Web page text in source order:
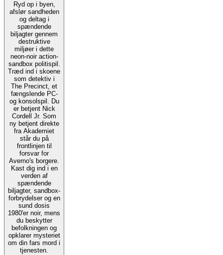
Ryd op i byen,
afslør sandheden
og deltag i
spændende
biljagter gennem
destruktive
miljøer i dette
neon-noir action-
sandbox politispil.
Træd ind i skoene
som detektiv i
The Precinct, et
fængslende PC-
og konsolspil. Du
er betjent Nick
Cordell Jr. Som
ny betjent direkte
fra Akademiet
står du på
frontlinjen til
forsvar for
Averno's borgere.
Kast dig ind i en
verden af
spændende
biljagter, sandbox-
forbrydelser og en
sund dosis
1980'er noir, mens
du beskytter
befolkningen og
opklarer mysteriet
om din fars mord i
tjenesten.